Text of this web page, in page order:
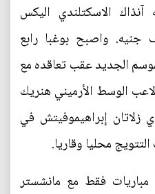
آنذاك الاسكتلندي اليكس
مقابل 800 الف جنيه. واصبح بوغبا رابع
الجديد عقب تعاقده مع
الوسط الأرميني هنريك
زلاتان إبراهيموفيتش في
محليا وقاريا.
وخاض بوغبا (23 عاما) 7 مباريات فقط مع مانشستر